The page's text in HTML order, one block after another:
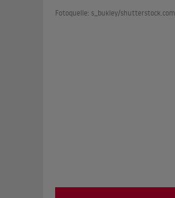
Fotoquelle: s_bukley/shutterstock.com